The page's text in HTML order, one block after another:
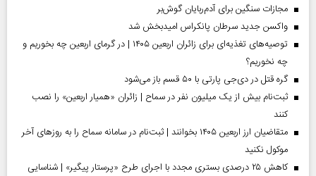
مجازات سنگین برای آدم‌ربایان گوش‌بر
واکسن جدید سرطان پانکراس امیدبخش شد
توصیه‌های تغذیه‌ای برای زائران اربعین ۱۴۰۵ | در گرمای اربعین چه بخوریم و
چه نخوریم؟
گره قتل در دی‌جی پارتی با ۵۰ قسم باز می‌شود
ثبت‌نام بیش از یک میلیون نفر در سماح | زائران «همیار اربعین» را نصب
کنند
متقاضیان ارز اربعین ۱۴۰۵ بخوانند | ثبت‌نام در سامانه سماح را به روز‌های آخر
موکول نکنید
کاهش ۲۵ درصدی بستری مجدد با اجرای طرح «پرستار پیگیر» | شناسایی